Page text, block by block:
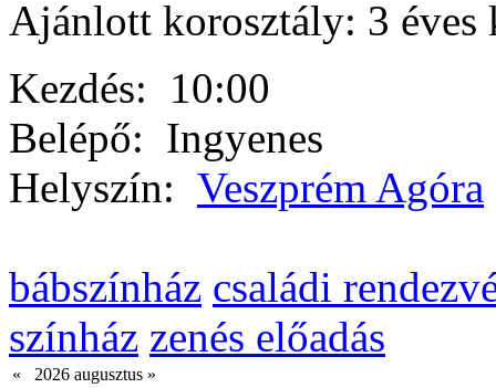
Ajánlott korosztály: 3 éves
Kezdés: 10:00
Belépő: Ingyenes
Helyszín: Veszprém Agóra
bábszínház családi
színház zenés előadás
« 2026 augusztus »